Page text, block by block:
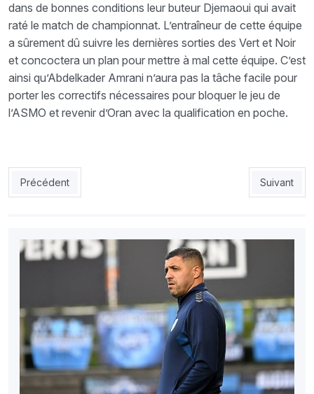
dans de bonnes conditions leur buteur Djemaoui qui avait
raté le match de championnat. L’entraîneur de cette équipe
a sûrement dû suivre les dernières sorties des Vert et Noir
et concoctera un plan pour mettre à mal cette équipe. C’est
ainsi qu’Abdelkader Amrani n’aura pas la tâche facile pour
porter les correctifs nécessaires pour bloquer le jeu de
l’ASMO et revenir d’Oran avec la qualification en poche.
Article précédent : USMH : Charef locataire préféré de
Précédent Article
Suivant